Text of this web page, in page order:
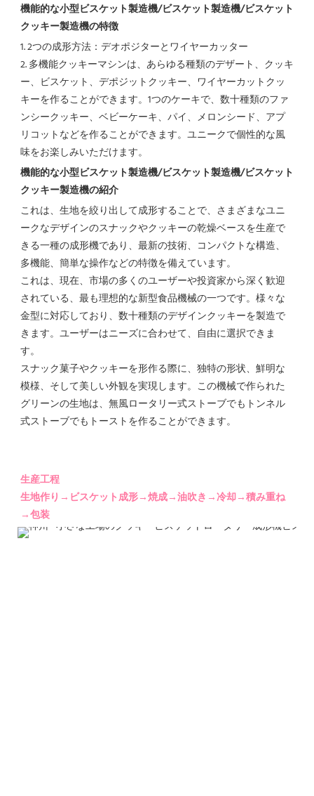
機能的な小型ビスケット製造機/ビスケット製造機/ビスケット
クッキー製造機の特徴
1. 2つの成形方法：デオポジターとワイヤーカッター
2. 多機能クッキーマシンは、あらゆる種類のデザート、クッキ
ー、ビスケット、デポジットクッキー、ワイヤーカットクッ
キーを作ることができます。1つのケーキで、数十種類のファ
ンシークッキー、ベビーケーキ、パイ、メロンシード、アプ
リコットなどを作ることができます。ユニークで個性的な風
味をお楽しみいただけます。
機能的な小型ビスケット製造機/ビスケット製造機/ビスケット
クッキー製造機の紹介
これは、生地を絞り出して成形することで、さまざまなユニ
ークなデザインのスナックやクッキーの乾燥ベースを生産で
きる一種の成形機であり、最新の技術、コンパクトな構造、
多機能、簡単な操作などの特徴を備えています。
これは、現在、市場の多くのユーザーや投資家から深く歓迎
されている、最も理想的な新型食品機械の一つです。様々な
金型に対応しており、数十種類のデザインクッキーを製造で
きます。ユーザーはニーズに合わせて、自由に選択できま
す。
スナック菓子やクッキーを形作る際に、独特の形状、鮮明な
模様、そして美しい外観を実現します。この機械で作られた
グリーンの生地は、無風ロータリー式ストーブでもトンネル
式ストーブでもトーストを作ることができます。
生産工程
生地作り→ビスケット成形→焼成→油吹き→冷却→積み重ね
→包装